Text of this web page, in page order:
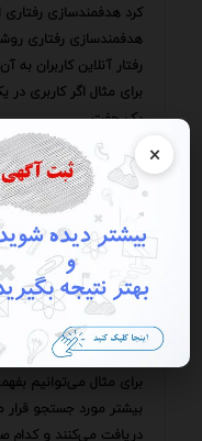
×
کرد هدفمندسازی
هدفمندسازی رفتاری
رفتار آنلاین کاربران
برای مثال اگر کاربری
یک جفت.
.
گشته باشد می‌توانیم
همین محصول باشد.
علاوه بر این می‌توان از
استفاده کرد.
با تحلیل داده‌های مربوط
و روندهایی را شناسایی
تبلیغات خود را بهبود
برای مثال می‌توانیم
بیشتر مورد جستجو قرار
دریافت می‌کنند و کدام